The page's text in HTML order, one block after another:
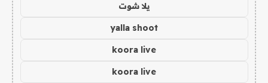
يلا شوت
yalla shoot
koora live
koora live